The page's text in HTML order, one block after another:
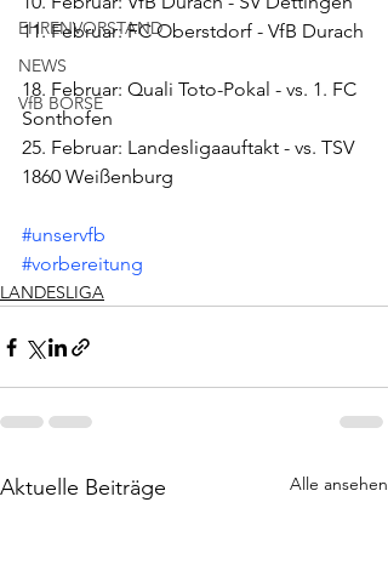
EHRENVORSTAND
NEWS
VfB BÖRSE
11. Februar: FC Oberstdorf - VfB Durach
18. Februar: Quali Toto-Pokal - vs. 1. FC
Sonthofen
25. Februar: Landesligaauftakt - vs. TSV
1860 Weißenburg
#unservfb
#vorbereitung
LANDESLIGA
Aktuelle Beiträge Alle ansehen